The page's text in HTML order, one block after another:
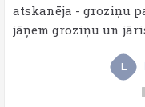
atskanēja - groziņu
jāņem groziņu un
L